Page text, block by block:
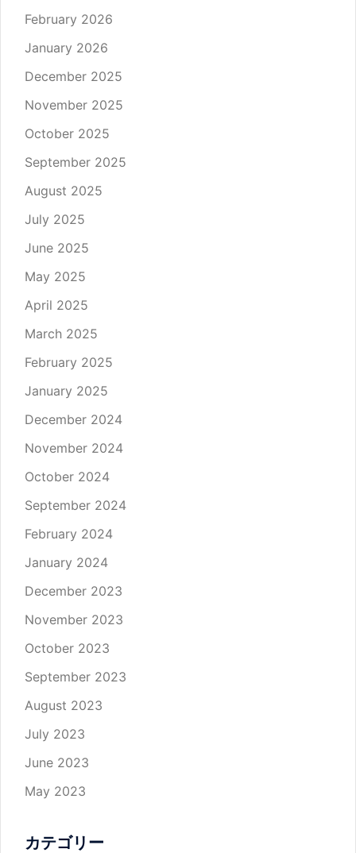
February 2026
January 2026
December 2025
November 2025
October 2025
September 2025
August 2025
July 2025
June 2025
May 2025
April 2025
March 2025
February 2025
January 2025
December 2024
November 2024
October 2024
September 2024
February 2024
January 2024
December 2023
November 2023
October 2023
September 2023
August 2023
July 2023
June 2023
May 2023
カテゴリー